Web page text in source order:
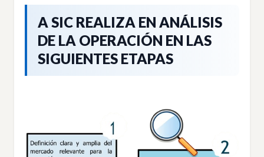
A SIC REALIZA EN ANÁLISIS
DE LA OPERACIÓN EN LAS
SIGUIENTES ETAPAS